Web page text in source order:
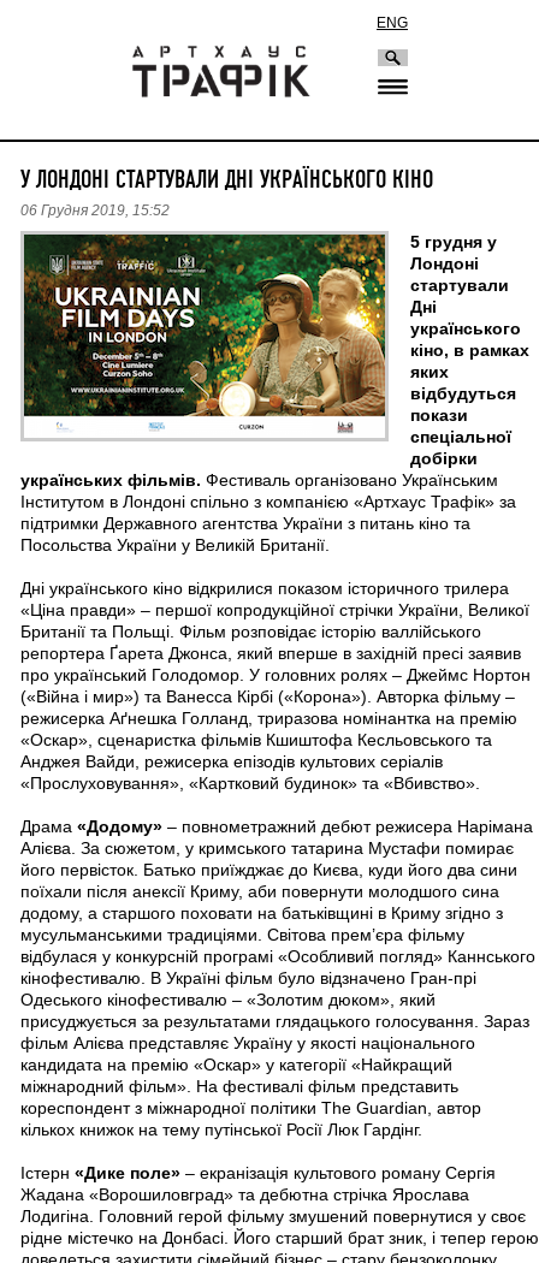
ENG
У ЛОНДОНІ СТАРТУВАЛИ ДНІ УКРАЇНСЬКОГО КІНО
06 Грудня 2019, 15:52
5 грудня у
Лондоні
стартували
Дні
українського
кіно, в рамках
яких
відбудуться
покази
спеціальної
добірки
українських фільмів. Фестиваль організовано Українським
Інститутом в Лондоні спільно з компанією «Артхаус Трафік» за
підтримки Державного агентства України з питань кіно та
Посольства України у Великій Британії.
Дні українського кіно відкрилися показом історичного трилера
«Ціна правди» – першої копродукційної стрічки України, Великої
Британії та Польщі. Фільм розповідає історію валлійського
репортера Ґарета Джонса, який вперше в західній пресі заявив
про український Голодомор. У головних ролях – Джеймс Нортон
(«Війна і мир») та Ванесса Кірбі («Корона»). Авторка фільму –
режисерка Аґнешка Голланд, триразова номінантка на премію
«Оскар», сценаристка фільмів Кшиштофа Кесльовського та
Анджея Вайди, режисерка епізодів культових серіалів
«Прослуховування», «Картковий будинок» та «Вбивство».
Драма «Додому» – повнометражний дебют режисера Нарімана
Алієва. За сюжетом, у кримського татарина Мустафи помирає
його первісток. Батько приїжджає до Києва, куди його два сини
поїхали після анексії Криму, аби повернути молодшого сина
додому, а старшого поховати на батьківщині в Криму згідно з
мусульманськими традиціями. Світова прем’єра фільму
відбулася у конкурсній програмі «Особливий погляд» Каннського
кінофестивалю. В Україні фільм було відзначено Гран-прі
Одеського кінофестивалю – «Золотим дюком», який
присуджується за результатами глядацького голосування. Зараз
фільм Алієва представляє Україну у якості національного
кандидата на премію «Оскар» у категорії «Найкращий
міжнародний фільм». На фестивалі фільм представить
кореспондент з міжнародної політики The Guardian, автор
кількох книжок на тему путінської Росії Люк Гардінг.
Істерн «Дике поле» – екранізація культового роману Сергія
Жадана «Ворошиловград» та дебютна стрічка Ярослава
Лодигіна. Головний герой фільму змушений повернутися у своє
рідне містечко на Донбасі. Його старший брат зник, і тепер герою